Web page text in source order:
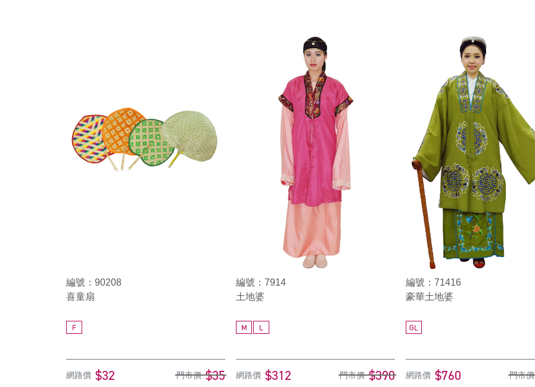
編號：90208
喜童扇
F
網路價 $32 門市價 $35
編號：7914
土地婆
M L
網路價 $312 門市價 $390
編號：71416
豪華土地婆
GL
網路價 $760 門市價